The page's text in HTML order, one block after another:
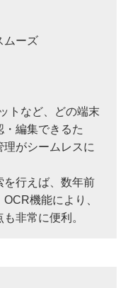
ムーズ
トなど、どの端末
編集できるた
がシームレスに
を行えば、数年前
機能により、
非常に便利。